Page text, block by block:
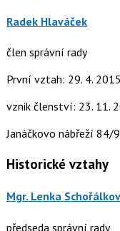
Radek Hlaváček
člen správní rady
První vztah: 29. 4. 2015
vznik členství: 23. 11.
Janáčkovo nábřeží 84/
Historické vztahy
Mgr. Lenka
předseda správní rady